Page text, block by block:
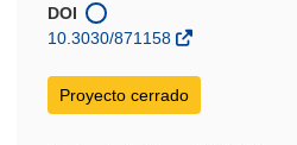
una
nueva
DOI
10.3030/871158
Proyecto cerrado